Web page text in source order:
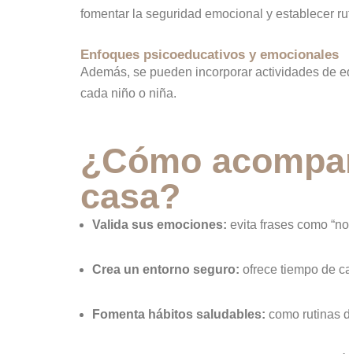
fomentar la seguridad emocional y establecer
Enfoques psicoeducativos y emocionales
Además, se pueden incorporar actividades de
cada niño o niña.
¿Cómo
casa?
Valida sus emociones: evita frases como
Crea un entorno seguro: ofrece tiempo de
Fomenta hábitos saludables: como rutinas